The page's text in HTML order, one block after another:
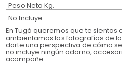
Peso Neto Kg.
No Incluye
En Tugó queremos que te sientas
ambientamos las fotografías de
darte una perspectiva de cómo
no incluye ningún adorno,
acompañe.